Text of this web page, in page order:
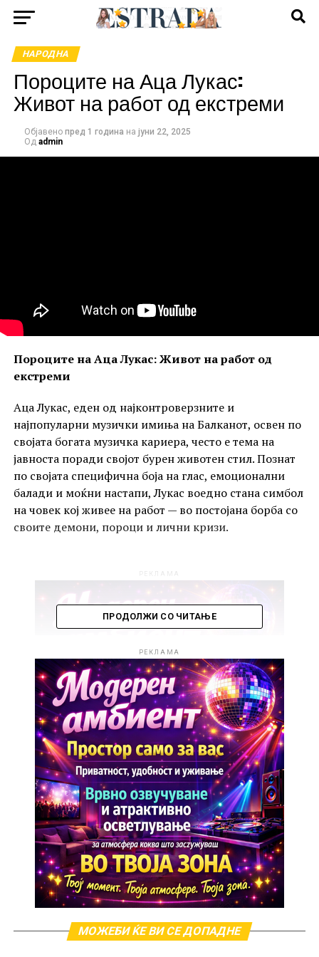
НАРОДНА
Пороците на Аца Лукас:
Живот на работ од екстреми
Објавено пред 1 година на јуни 22, 2025
Од admin
Пороците на Аца Лукас: Живот на работ од
екстреми
Аца Лукас, еден од најконтроверзните и
најпопуларни музички имиња на Балканот, освен по
својата богата музичка кариера, често е тема на
јавноста поради својот бурен животен стил. Познат
по својата специфична боја на глас, емоционални
балади и моќни настапи, Лукас воедно стана симбол
на човек кој живее на работ — во постојана борба со
своите демони, пороци и лични кризи.
РЕКЛАМА
Алкохолот – постојан придружник
Еден од најекспонираните пороци на Аца Лукас е
алкохолот. Тој повеќепати јавно зборувал за својата
ПРОДОЛЖИ СО ЧИТАЊЕ
РЕКЛАМА
МОЖЕБИ ЌЕ ВИ СЕ ДОПАДНЕ